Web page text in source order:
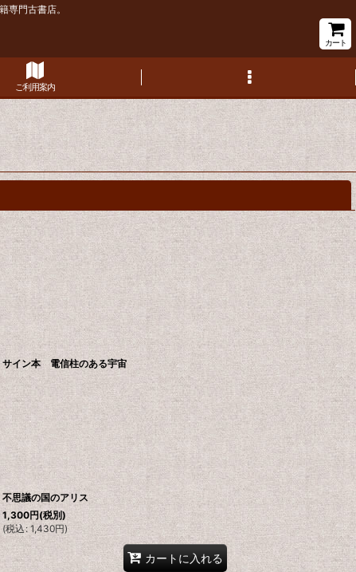
専門古書店。
カート
ご利用案内
サイン本 電信柱のある宇宙
不思議の国のアリス
1,300円(税別)
(税込: 1,430円)
カートに入れる